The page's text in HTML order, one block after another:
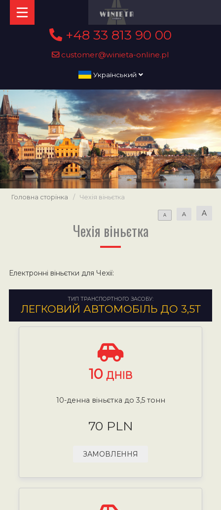
+48 33 813 90 00
customer@winieta-online.pl
Український
Головна сторінка / Чехія віньєтка
A A A
Чехія віньєтка
Електронні віньєтки для Чехії:
ТИП ТРАНСПОРТНОГО ЗАСОБУ:
ЛЕГКОВИЙ АВТОМОБІЛЬ ДО 3,5Т
10 ДНІВ
10-денна віньєтка до 3,5 тонн
70 PLN
ЗАМОВЛЕННЯ